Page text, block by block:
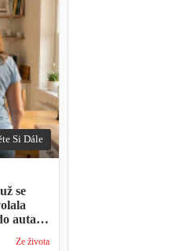
Si Dále
se
auta s
cestu
Ze života